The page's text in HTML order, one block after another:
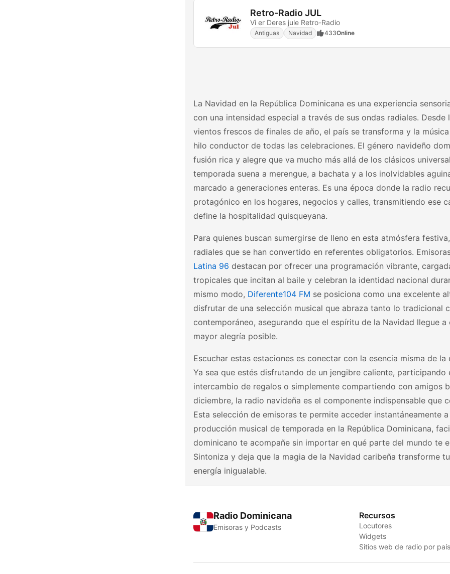
Retro-Radio JUL
Vi er Deres jule Retro-Radio
Antiguas Navidad 433Online
La Navidad en la República Dominicana es una experiencia
con una intensidad especial a través de sus ondas radiales. Desde
vientos frescos de finales de año, el país se transforma y la
hilo conductor de todas las celebraciones. El género navideño
fusión rica y alegre que va mucho más allá de los clásicos
temporada suena a merengue, a bachata y a los inolvidables
marcado a generaciones enteras. Es una época donde la radio
protagónico en los hogares, negocios y calles, transmitiendo ese
define la hospitalidad quisqueyana.
Para quienes buscan sumergirse de lleno en esta atmósfera
radiales que se han convertido en referentes obligatorios.
Latina 96 destacan por ofrecer una programación vibrante,
tropicales que incitan al baile y celebran la identidad nacional
mismo modo, Diferente104 FM se posiciona como una excelente
disfrutar de una selección musical que abraza tanto lo tradicional
contemporáneo, asegurando que el espíritu de la Navidad llegue
mayor alegría posible.
Escuchar estas estaciones es conectar con la esencia misma de
Ya sea que estés disfrutando de un jengibre caliente, participando
intercambio de regalos o simplemente compartiendo con amigos
diciembre, la radio navideña es el componente indispensable que
Esta selección de emisoras te permite acceder instantáneamente
producción musical de temporada en la República Dominicana,
dominicano te acompañe sin importar en qué parte del mundo te
Sintoniza y deja que la magia de la Navidad caribeña transforme
energía inigualable.
Radio Dominicana
Emisoras y Podcasts
Recursos
Locutores
Widgets
Sitios web de radio por